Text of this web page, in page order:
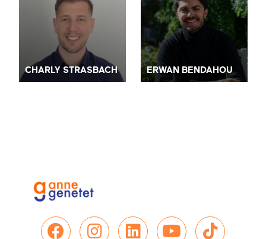
CHARLY STRASBACH ERWAN BENDAHOU